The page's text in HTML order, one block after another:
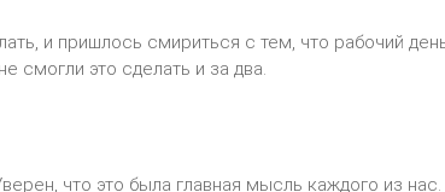
и пришлось смириться с тем, что рабочий
смогли это сделать и за два.
что это была главная мысль каждого из